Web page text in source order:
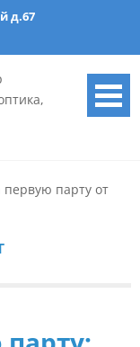
д.67
в
первую парту от